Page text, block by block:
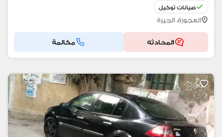
صيانات توكيل
العجوزة، الجيزة
المحادثه مكالمة